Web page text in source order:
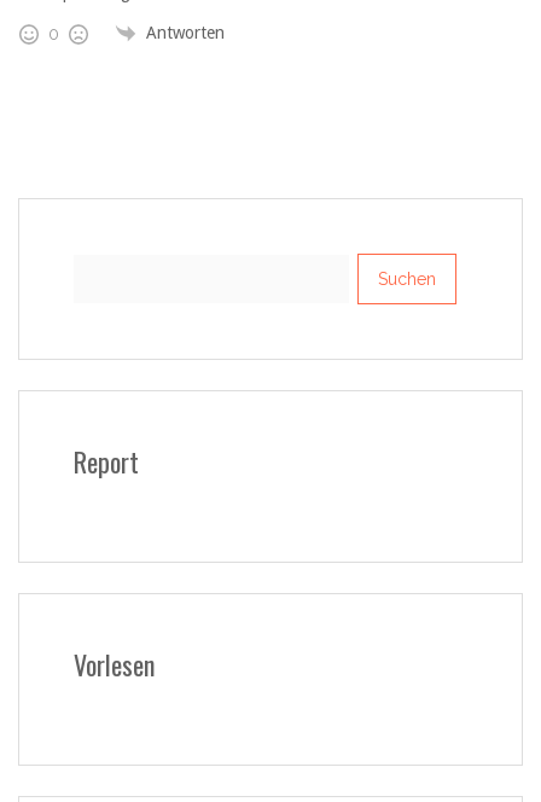
0 Antworten
Report
Vorlesen